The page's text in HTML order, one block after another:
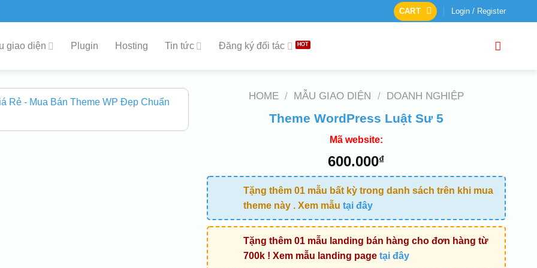
CART Login / Register
giao diện Plugin Hosting Tin tức Đăng ký đối tác
HOME / MẪU GIAO DIỆN / DOANH NGHIỆP
Theme WordPress Luật Sư 5
Mã website:
600.000₫
Tặng thêm 01 mẫu bất kỳ trong danh sách trên khi mua
theme này . Xem mẫu tại đây
Tặng thêm 01 mẫu landing bán hàng cho đơn hàng từ
700k ! Xem mẫu landing page tại đây